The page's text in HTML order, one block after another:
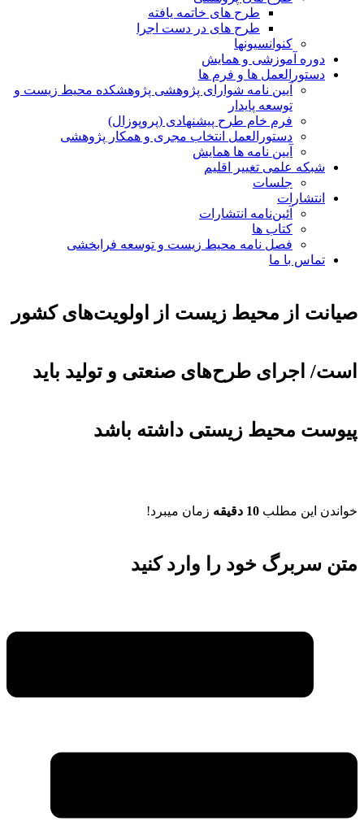
طرح های خاتمه یافته
طرح های در دست اجرا
کنوانسیونها
دوره آموزشی و همایش
دستورالعمل ها و فرم ها
آیین نامه شوارای پژوهشی پژوهشکده محیط زیست و
توسعه پایدار
فرم خام طرح پیشنهادی (پروپوزال)
دستورالعمل انتخاب مجری و همکار پژوهشی
آیین نامه ها همایش
شبکه علمی تغییر اقلیم
جلسات
انتشارات
آئین‌نامه انتشارات
کتاب ها
فصل نامه محیط زیست و توسعه فرابخشی
تماس با ما
صیانت از محیط زیست از اولویت‌های کشور
است/ اجرای طرح‌های صنعتی و تولید باید
پیوست محیط زیستی داشته باشد
خواندن این مطلب 10 دقیقه زمان میبرد!
متن سربرگ خود را وارد کنید